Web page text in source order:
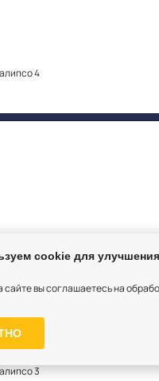
4
3
cookie для
сайте вы соглашаетесь на